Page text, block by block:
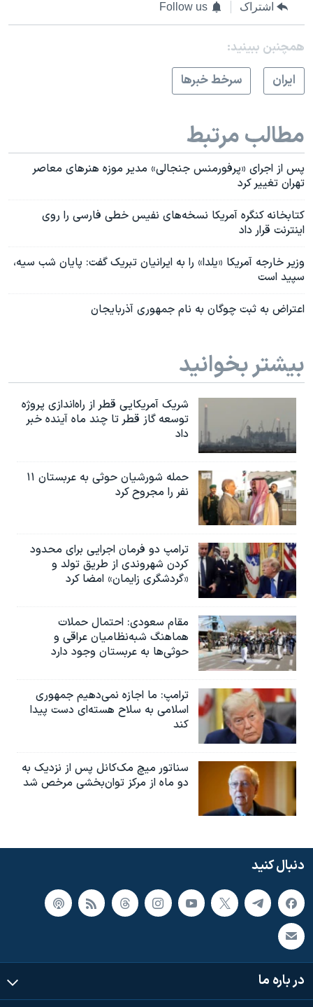
اشتراک Follow us
همچنبن ببینید:
ايران
سرخط خبرها
مطالب مرتبط
پس از اجرای «پرفورمنس جنجالی» مدیر موزه هنرهای معاصر
تهران تغییر کرد
کتابخانه کنگره آمریکا نسخه‌های نفیس خطی فارسی را روی
اینترنت قرار داد
وزیر خارجه آمریکا «یلدا» را به ایرانیان تبریک گفت: پایان شب سیه،
سپید است
اعتراض به ثبت چوگان به نام جمهوری آذربایجان
بیشتر بخوانید
شریک آمریکایی قطر از راه‌اندازی پروژه
توسعه گاز قطر تا چند ماه آینده خبر
داد
حمله شورشیان حوثی به عربستان ۱۱
نفر را مجروح کرد
ترامپ دو فرمان اجرایی برای محدود
کردن شهروندی از طریق تولد و
«گردشگری زایمان» امضا کرد
مقام سعودی: احتمال حملات
هماهنگ شبه‌نظامیان عراقی و
حوثی‌ها به عربستان وجود دارد
ترامپ: ما اجازه نمی‌دهیم جمهوری
اسلامی به سلاح هسته‌ای دست پیدا
کند
سناتور میچ مک‌کانل پس از نزدیک به
دو ماه از مرکز توان‌بخشی مرخص شد
دنبال کنید
در باره ما